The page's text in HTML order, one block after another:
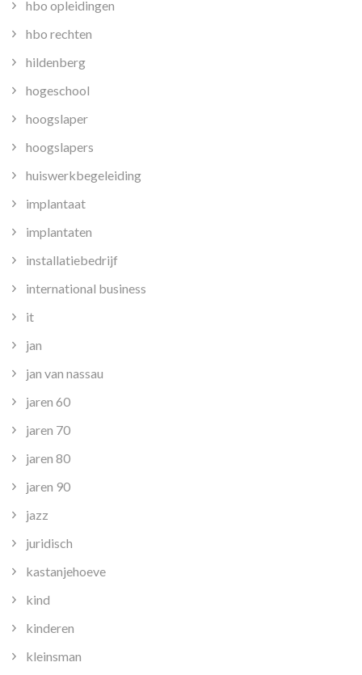
hbo opleidingen
hbo rechten
hildenberg
hogeschool
hoogslaper
hoogslapers
huiswerkbegeleiding
implantaat
implantaten
installatiebedrijf
international business
it
jan
jan van nassau
jaren 60
jaren 70
jaren 80
jaren 90
jazz
juridisch
kastanjehoeve
kind
kinderen
kleinsman